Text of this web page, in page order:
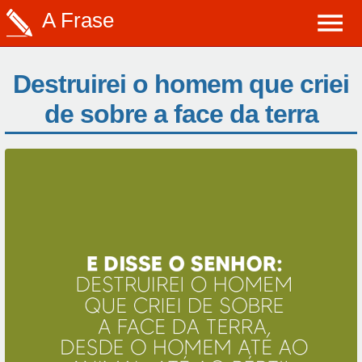
A Frase
Destruirei o homem que criei
de sobre a face da terra